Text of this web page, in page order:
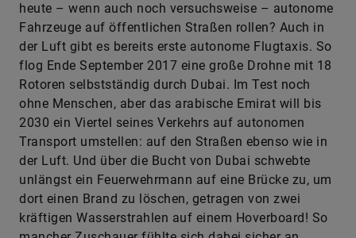
heute – wenn auch noch versuchsweise – autonome
Fahrzeuge auf öffentlichen Straßen rollen? Auch in
der Luft gibt es bereits erste autonome Flugtaxis. So
flog Ende September 2017 eine große Drohne mit 18
Rotoren selbstständig durch Dubai. Im Test noch
ohne Menschen, aber das arabische Emirat will bis
2030 ein Viertel seines Verkehrs auf autonomen
Transport umstellen: auf den Straßen ebenso wie in
der Luft. Und über die Bucht von Dubai schwebte
unlängst ein Feuerwehrmann auf eine Brücke zu, um
dort einen Brand zu löschen, getragen von zwei
kräftigen Wasserstrahlen auf einem Hoverboard! So